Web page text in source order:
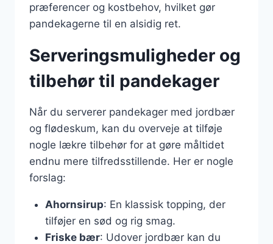
præferencer og kostbehov, hvilket gør
pandekagerne til en alsidig ret.
Serveringsmuligheder og
tilbehør til pandekager
Når du serverer pandekager med jordbær
og flødeskum, kan du overveje at tilføje
nogle lækre tilbehør for at gøre måltidet
endnu mere tilfredsstillende. Her er nogle
forslag:
Ahornsirup: En klassisk topping, der
tilføjer en sød og rig smag.
Friske bær: Udover jordbær kan du